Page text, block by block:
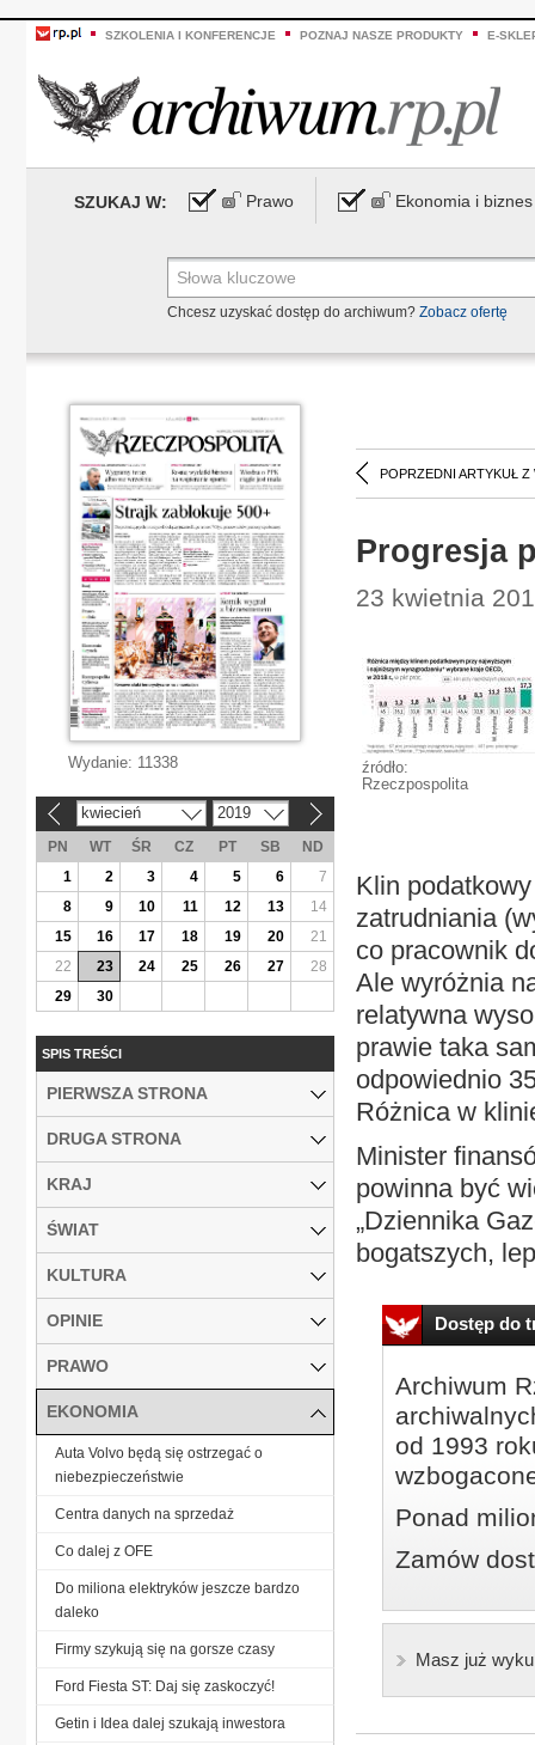
SZKOLENIA I KONFERENCJE POZNAJ NASZE PRODUKTY E-
SZUKAJ W: Prawo Ekonomia i biznes
Chcesz uzyskać dostęp do archiwum? Zobacz ofertę
POPRZEDNI ARTYKUŁ Z
Progresja
23 kwietnia
źródło:
Rzeczpospolita
Klin
zatrudniania
co pracownik
Ale wyróżnia
relatywna
prawie taka
odpowiednio
Różnica w
Minister
powinna być
„Dziennika
bogatszych,
Dostęp do
Archiwum
od 1993
Ponad
Zamów
Masz już
Wydanie: 11338
kwiecień 2019
PN WT ŚR CZ PT SB
ND
1
2 3 4 5 6
7
8
9 10 11 12 13
14
15
16 17 18 19 20
21
22
23 24 25 26 27
28
29
30
SPIS TREŚCI
PIERWSZA STRONA
DRUGA STRONA
KRAJ
ŚWIAT
KULTURA
OPINIE
PRAWO
EKONOMIA
Auta Volvo będą się ostrzegać o
niebezpieczeństwie
Centra danych na sprzedaż
Co dalej z OFE
Do miliona elektryków jeszcze bardzo
daleko
Firmy szykują się na gorsze czasy
Ford Fiesta ST: Daj się zaskoczyć!
Getin i Idea dalej szukają inwestora